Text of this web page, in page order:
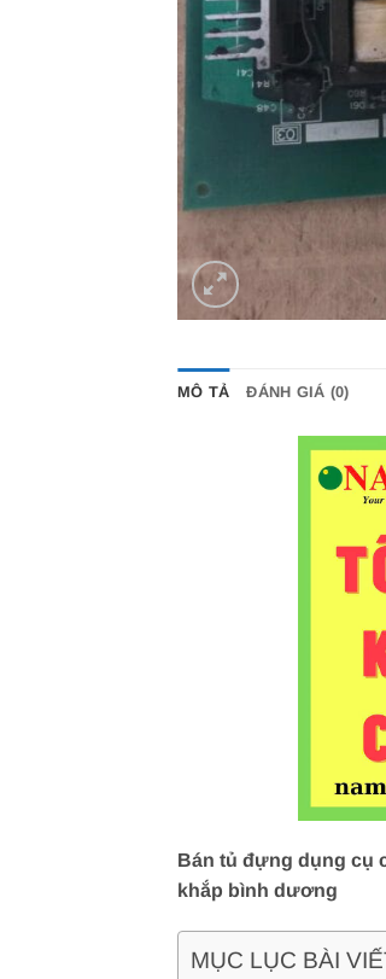
MÔ TẢ ĐÁNH GIÁ (0)
Bán tủ đựng dụng cụ
khắp bình dương
MỤC LỤC BÀI